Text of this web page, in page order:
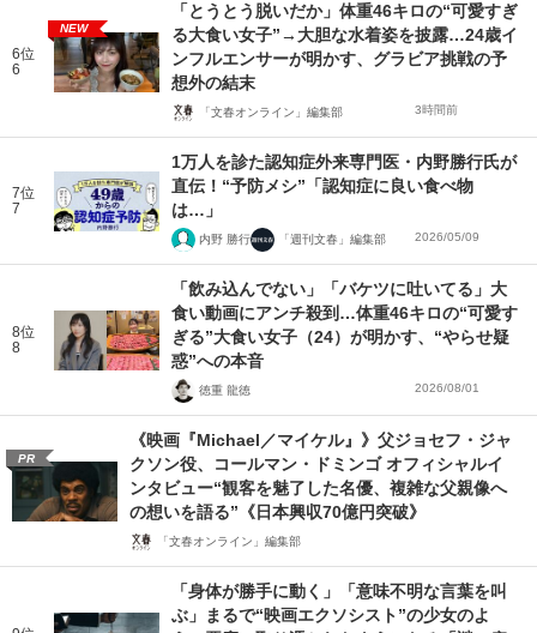
6位
6
NEW
「とうとう脱いだか」体重46キロの“可愛すぎ
る大食い女子”→大胆な水着姿を披露…24歳イ
ンフルエンサーが明かす、グラビア挑戦の予
想外の結末
「文春オンライン」編集部 3時間前
7位
7
1万人を診た認知症外来専門医・内野勝行氏が
直伝！“予防メシ”「認知症に良い食べ物
は…」
内野 勝行 「週刊文春」編集部 2026/05/09
8位
8
「飲み込んでない」「バケツに吐いてる」大
食い動画にアンチ殺到…体重46キロの“可愛す
ぎる”大食い女子（24）が明かす、“やらせ疑
惑”への本音
徳重 龍徳 2026/08/01
PR
《映画『Michael／マイケル』》父ジョセフ・ジャ
クソン役、コールマン・ドミンゴ オフィシャルイ
ンタビュー“観客を魅了した名優、複雑な父親像へ
の想いを語る”《日本興収70億円突破》
「文春オンライン」編集部
「身体が勝手に動く」「意味不明な言葉を叫
ぶ」まるで“映画エクソシスト”の少女のよ